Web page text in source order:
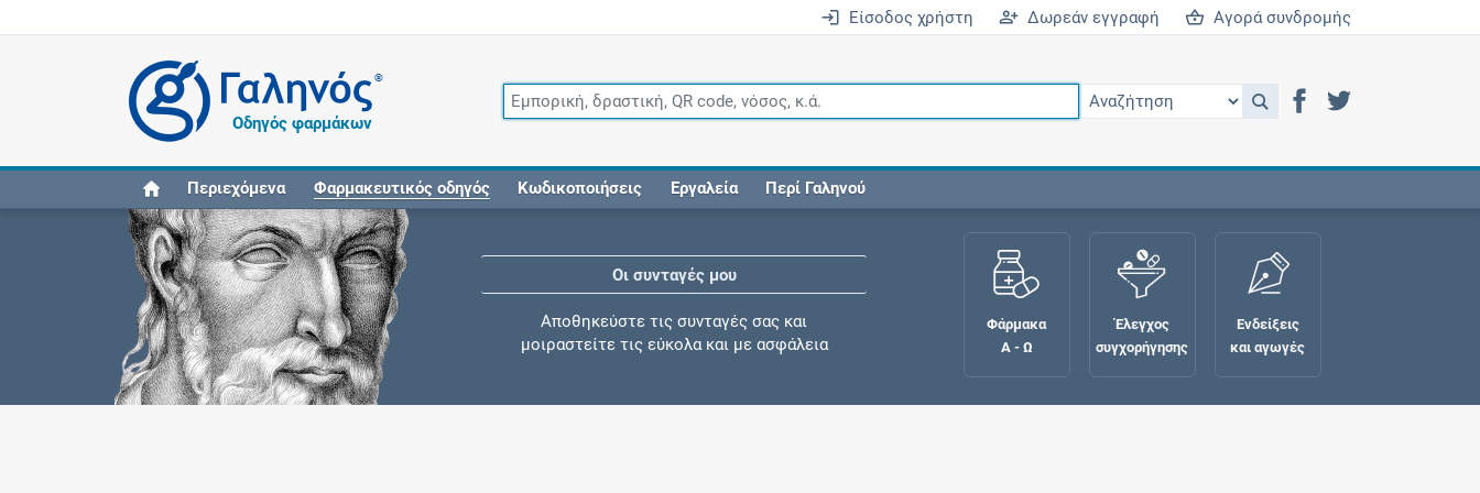
Είσοδος χρήστη Δωρεάν εγγραφή Αγορά συνδρομής
®
Οδηγός φαρμάκων
Περιεχόμενα Φαρμακευτικός οδηγός Κωδικοποιήσεις Εργαλεία Περί Γαληνού
Οι συνταγές μου
Αποθηκεύστε τις συνταγές σας και
μοιραστείτε τις εύκολα και με ασφάλεια
Φάρμακα
Α - Ω
Έλεγχος
συγχορήγησης
Ενδείξεις
και αγωγές